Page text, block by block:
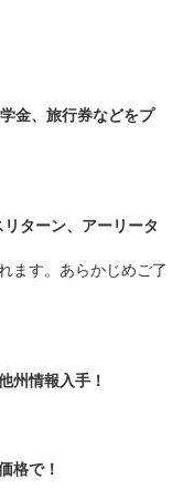
金、旅行券などをプ
ターン、アーリータ
ます。あらかじめご了
州情報入手！
格で！